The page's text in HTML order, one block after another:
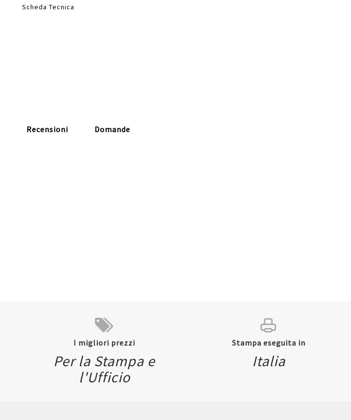
Scheda Tecnica
Recensioni Domande
I migliori prezzi
Per la Stampa e
l'Ufficio
Stampa eseguita in
Italia